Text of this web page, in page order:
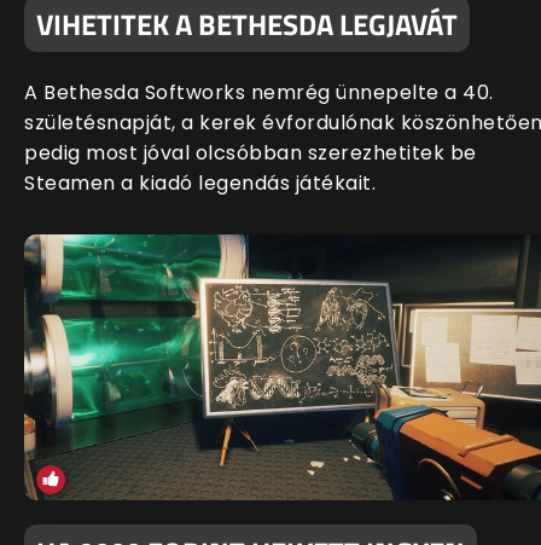
VIHETITEK A BETHESDA LEGJAVÁT
A Bethesda Softworks nemrég ünnepelte a 40.
születésnapját, a kerek évfordulónak
pedig most jóval olcsóbban szerezhetitek be
Steamen a kiadó legendás játékait.